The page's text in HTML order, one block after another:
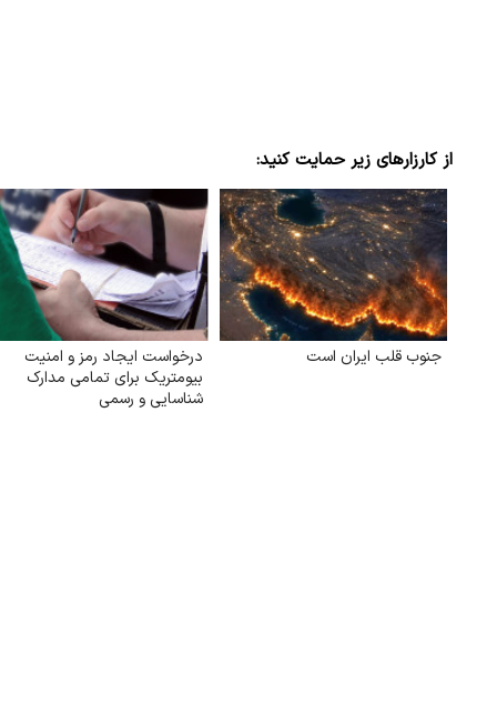
از کارزارهای زیر حمایت کنید:
جنوب قلب ایران است
درخواست ایجاد رمز و امنیت
بیومتریک برای تمامی مدارک
شناسایی و رسمی